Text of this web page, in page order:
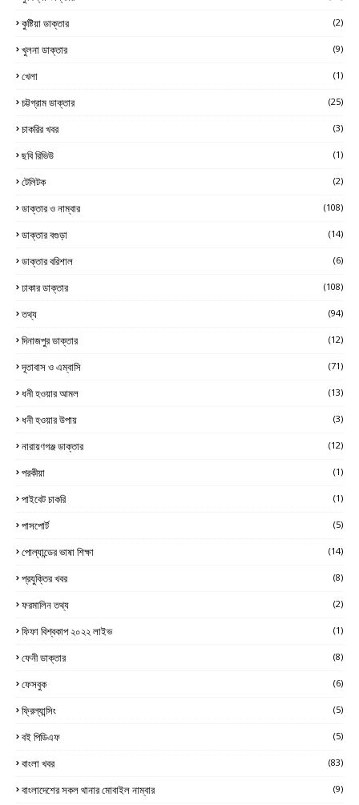
কুষ্টিয়া ডাক্তার (2)
খুলনা ডাক্তার (9)
খেলা (1)
চট্টগ্রাম ডাক্তার (25)
চাকরির খবর (3)
ছবি রিভিউ (1)
টেলিটক (2)
ডাক্তার ও নাম্বার (108)
ডাক্তার বগুড়া (14)
ডাক্তার বরিশাল (6)
ঢাকার ডাক্তার (108)
তথ্য (94)
দিনাজপুর ডাক্তার (12)
দূতাবাস ও এম্বাসি (71)
ধনী হওয়ার আমল (13)
ধনী হওয়ার উপায় (3)
নারায়ণগঞ্জ ডাক্তার (12)
পরকীয়া (1)
পাইবেট চাকরি (1)
পাসপোর্ট (5)
পোল্যান্ডের ভাষা শিক্ষা (14)
প্রযুক্তির খবর (8)
ফরমালিন তথ্য (2)
ফিফা বিশ্বকাপ ২০২২ লাইভ (1)
ফেনী ডাক্তার (8)
ফেসবুক (6)
ফ্রিল্যান্সিং (5)
বই পিডিএফ (5)
বাংলা খবর (83)
বাংলাদেশের সকল থানার মোবাইল নাম্বার (9)